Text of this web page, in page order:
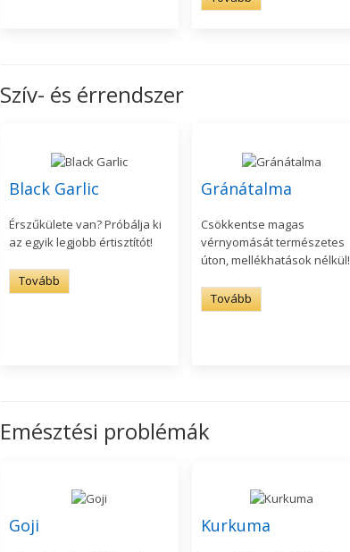
Szív- és érrendszer
Black Garlic
Érszűkülete van? Próbálja ki
az egyik legjobb értisztítót!
Tovább
Gránátalma
Csökkentse magas
vérnyomását természetes
úton, mellékhatások nélkül!
Tovább
Emésztési problémák
Goji Kurkuma